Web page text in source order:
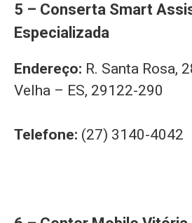
5 – Conserta Smart
Especializada
Endereço: R. Santa Rosa,
Velha – ES, 29122-290
Telefone: (27) 3140-4042